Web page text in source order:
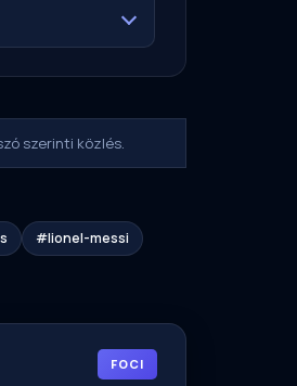
szerinti közlés.
#lionel-messi
FOCI